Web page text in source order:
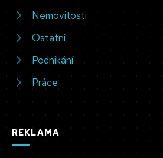
Nemovitosti
Ostatní
Podnikání
Práce
REKLAMA